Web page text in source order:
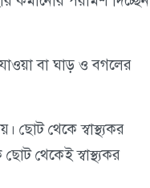
বা ঘাড় ও বগলের
ছোট থেকে স্বাস্থ্যকর
থেকেই স্বাস্থ্যকর